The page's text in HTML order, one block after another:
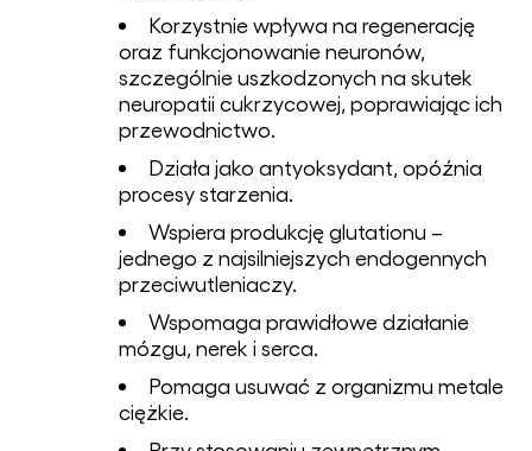
Korzystnie wpływa na regenerację
oraz funkcjonowanie neuronów,
szczególnie uszkodzonych na skutek
neuropatii cukrzycowej, poprawiając ich
przewodnictwo.
Działa jako antyoksydant, opóźnia
procesy starzenia.
Wspiera produkcję glutationu –
jednego z najsilniejszych endogennych
przeciwutleniaczy.
Wspomaga prawidłowe działanie
mózgu, nerek i serca.
Pomaga usuwać z organizmu metale
ciężkie.